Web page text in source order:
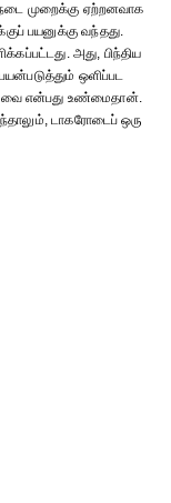
முறைக்கு ஏற்றனவாக
பயனுக்கு வந்தது.
அது, பிந்திய
ஒளிப்பட
என்பது உண்மைதான்.
டாகரோடைப் ஒரு